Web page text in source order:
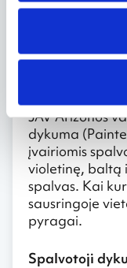
dykumos
padėties.
Spalvotoji
JAV Arizonos
dykuma
įvairiomis
violetinę, baltą
spalvas. Kai
sausringoje
pyragai.
Spalvotoji